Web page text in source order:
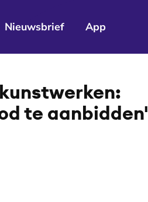
Nieuwsbrief App
te aanbidden'